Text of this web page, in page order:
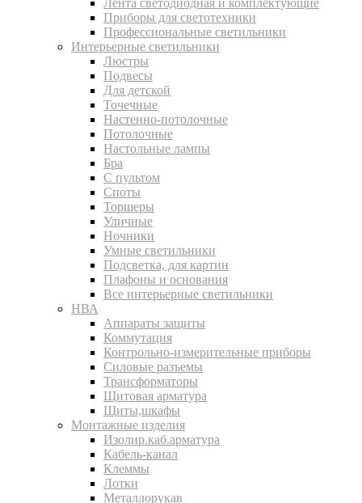
Лента светодиодная и комплектующие
Приборы для светотехники
Профессиональные светильники
Интерьерные светильники
Люстры
Подвесы
Для детской
Точечные
Настенно-потолочные
Потолочные
Настольные лампы
Бра
С пультом
Споты
Торшеры
Уличные
Ночники
Умные светильники
Подсветка, для картин
Плафоны и основания
Все интерьерные светильники
НВА
Аппараты защиты
Коммутация
Контрольно-измерительные приборы
Силовые разъемы
Трансформаторы
Щитовая арматура
Щиты,шкафы
Монтажные изделия
Изолир.каб.арматура
Кабель-канал
Клеммы
Лотки
Металлорукав